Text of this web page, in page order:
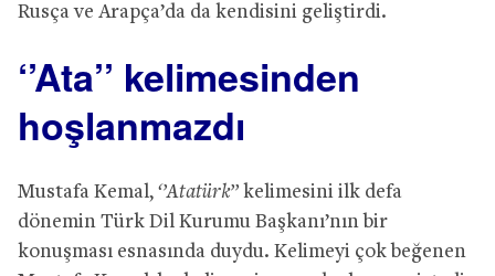
Rusça ve Arapça’da da kendisini geliştirdi.
‘’Ata’’ kelimesinden
hoşlanmazdı
Mustafa Kemal, ‘’Atatürk’’ kelimesini ilk defa
dönemin Türk Dil Kurumu Başkanı’nın bir
konuşması esnasında duydu. Kelimeyi çok beğenen